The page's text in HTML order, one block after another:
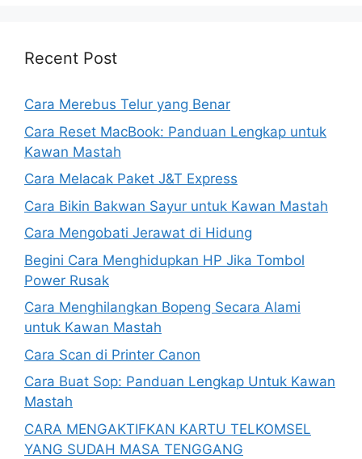
Recent Post
Cara Merebus Telur yang Benar
Cara Reset MacBook: Panduan Lengkap untuk
Kawan Mastah
Cara Melacak Paket J&T Express
Cara Bikin Bakwan Sayur untuk Kawan Mastah
Cara Mengobati Jerawat di Hidung
Begini Cara Menghidupkan HP Jika Tombol
Power Rusak
Cara Menghilangkan Bopeng Secara Alami
untuk Kawan Mastah
Cara Scan di Printer Canon
Cara Buat Sop: Panduan Lengkap Untuk Kawan
Mastah
CARA MENGAKTIFKAN KARTU TELKOMSEL
YANG SUDAH MASA TENGGANG